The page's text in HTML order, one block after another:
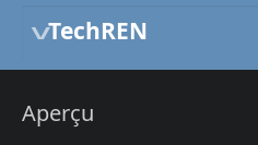
TechREN
Aperçu